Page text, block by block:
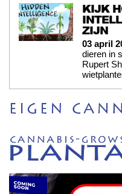
KIJK
ZIJN
03 april
dieren in
Rupert